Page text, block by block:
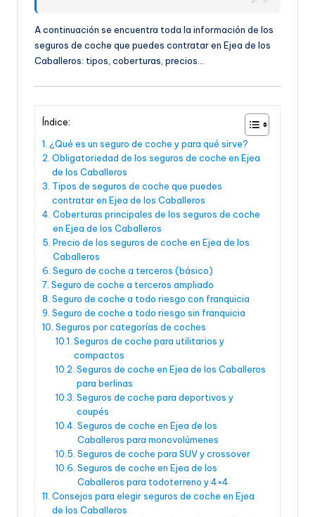
A continuación se encuentra toda la información de los
seguros de coche que puedes contratar en Ejea de los
Caballeros: tipos, coberturas, precios…
Índice:
¿Qué es un seguro de coche y para qué sirve?
Obligatoriedad de los seguros de coche en Ejea
de los Caballeros
Tipos de seguros de coche que puedes
contratar en Ejea de los Caballeros
Coberturas principales de los seguros de coche
en Ejea de los Caballeros
Precio de los seguros de coche en Ejea de los
Caballeros
Seguro de coche a terceros (básico)
Seguro de coche a terceros ampliado
Seguro de coche a todo riesgo con franquicia
Seguro de coche a todo riesgo sin franquicia
Seguros por categorías de coches
Seguros de coche para utilitarios y
compactos
Seguros de coche en Ejea de los Caballeros
para berlinas
Seguros de coche para deportivos y
coupés
Seguros de coche en Ejea de los
Caballeros para monovolúmenes
Seguros de coche para SUV y crossover
Seguros de coche en Ejea de los
Caballeros para todoterreno y 4×4
Consejos para elegir seguros de coche en Ejea
de los Caballeros